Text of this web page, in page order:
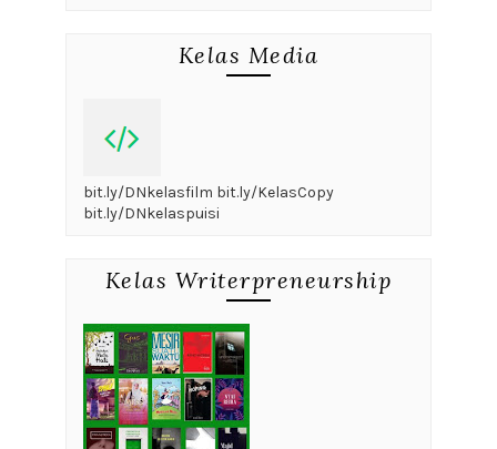
Kelas Media
bit.ly/DNkelasfilm bit.ly/KelasCopy
bit.ly/DNkelaspuisi
Kelas Writerpreneurship